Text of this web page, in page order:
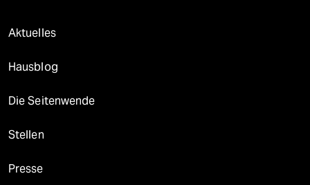
Aktuelles
Hausblog
Die Seitenwende
Stellen
Presse